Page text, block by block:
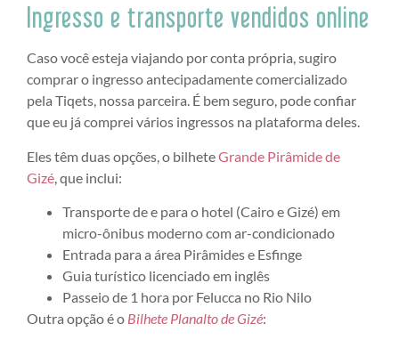
Ingresso e transporte vendidos online
Caso você esteja viajando por conta própria, sugiro
comprar o ingresso antecipadamente comercializado
pela Tiqets, nossa parceira. É bem seguro, pode confiar
que eu já comprei vários ingressos na plataforma deles.
Eles têm duas opções, o bilheteGrande Pirâmide de
Gizé, que inclui:
Transporte de e para o hotel (Cairo e Gizé) em
micro-ônibus moderno com ar-condicionado
Entrada para a área Pirâmides e Esfinge
Guia turístico licenciado em inglês
Passeio de 1 hora por Felucca no Rio Nilo
Outra opção é o Bilhete Planalto de Gizé: